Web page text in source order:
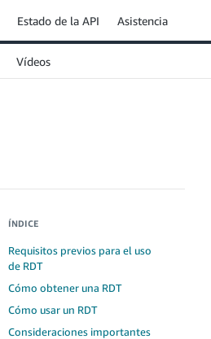
Estado de la API Asistencia
Vídeos
ÍNDICE
Requisitos previos para el uso
de RDT
Cómo obtener una RDT
Cómo usar un RDT
Consideraciones importantes